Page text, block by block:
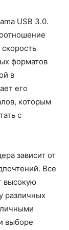
USB 3.0.
форматов
в
его
которым
с
зависит от
Все
высокую
различных
выборе